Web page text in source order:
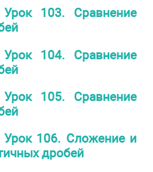
Урок 103. Сравнение
Урок 104. Сравнение
Урок 105. Сравнение
Урок 106. Сложение и
дробей